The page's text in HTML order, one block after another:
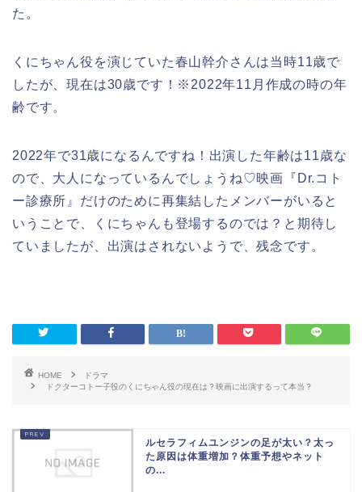
た。
くにちゃん役を演じていた春山幹介さんは当時11歳で
したが、現在は30歳です！※2022年11月作成の時の年
齢です。
2022年で31歳になるんですね！出演した年齢は11歳な
ので、大人になっているんでしょうね♡映画『Dr.コト
ー診療所』だけのために再集結したメンバーがいると
いうことで、くにちゃんも登場するのでは？と期待し
ていましたが、出演はされないようで、残念です。
HOME
ドラマ
ドクターコトー子役のくにちゃん役の現在は？映画に出演するって本当？
ルセラフィムユンジンの足が太い？太っ
た原因は体重増加？体重予想やネット
の...